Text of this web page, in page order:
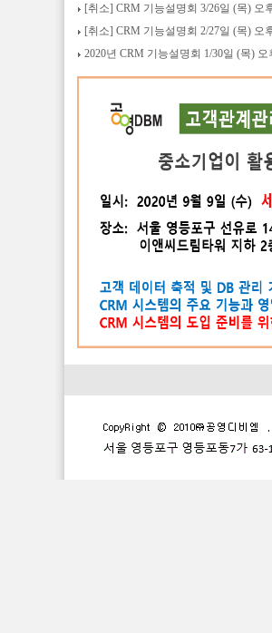
[취소] CRM 기능설명회 3/26일 (목) 오
[취소] CRM 기능설명회 2/27일 (목) 오
2020년 CRM 기능설명회 1/30일 (목) 오